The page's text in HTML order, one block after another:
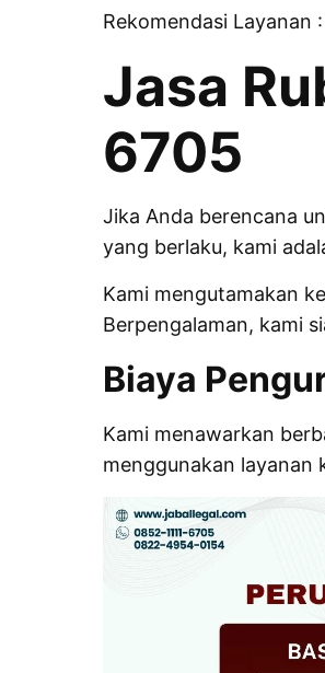
Rekomendasi Layanan :
Jasa
6705
Jika Anda berencana
yang berlaku, kami
Kami mengutamakan
Berpengalaman, kami
Biaya
Kami menawarkan
menggunakan layanan